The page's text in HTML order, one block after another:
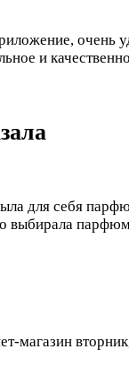
очень
и
для себя
магазин